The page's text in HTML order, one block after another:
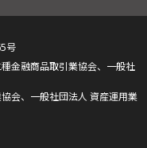
号
金融商品取引業協会、一般社
会、一般社団法人 資産運用業